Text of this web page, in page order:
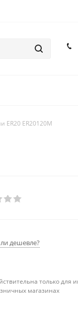
ER20 ER20120M
дешевле?
только для
магазинах